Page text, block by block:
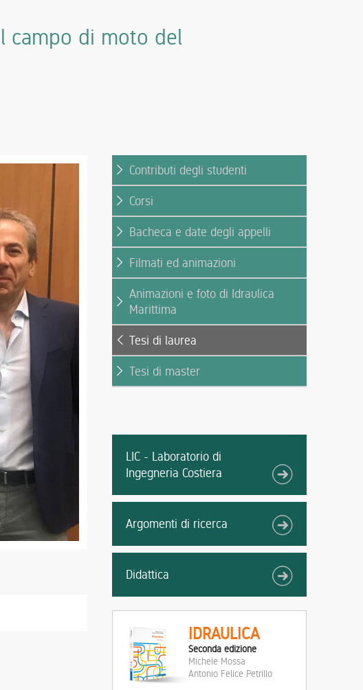
campo di moto del
Contributi degli studenti
Corsi
Bacheca e date degli appelli
Filmati ed animazioni
Animazioni e foto di Idraulica
Marittima
Tesi di laurea
Tesi di master
LIC - Laboratorio di
Ingegneria Costiera
Argomenti di ricerca
Didattica
IDRAULICA
Seconda edizione
Michele Mossa
Antonio Felice Petrillo